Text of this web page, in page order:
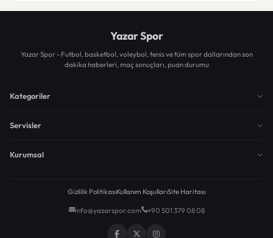
Yazar Spor
Yazar Spor - Futbol, basketbol, voleybol, tenis ve tüm spor dallarından son
dakika haberleri, maç sonuçları, puan durumu
Kategoriler
Servisler
Kurumsal
Gizlilik PolitikasıKullanım KoşullarıSite Haritası
info@yazarspor.com +90 501 379 08 08